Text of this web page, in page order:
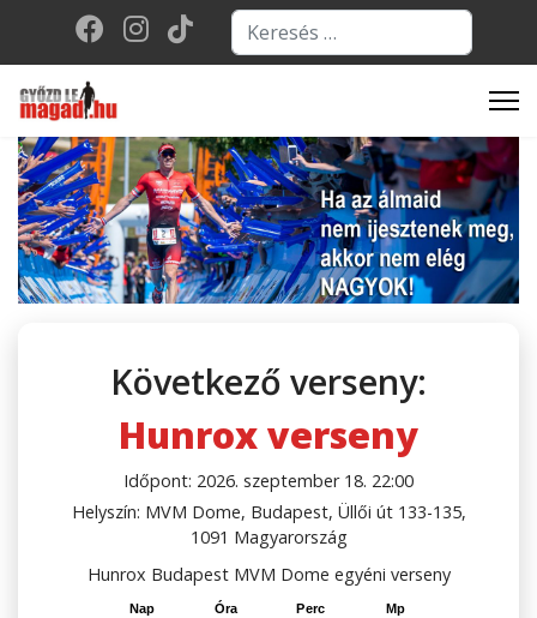
Keresés...
Type 2 or more
Következő verseny:
Hunrox verseny
Időpont: 2026. szeptember 18. 22:00
Helyszín: MVM Dome, Budapest, Üllői út 133-135,
1091 Magyarország
Hunrox Budapest MVM Dome egyéni verseny